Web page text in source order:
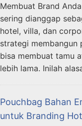
Membuat Brand
sering dianggap
hotel, villa, dan
strategi membangun
bisa membuat tamu
lebih lama. Inilah
Pouchbag Bahan
untuk Branding